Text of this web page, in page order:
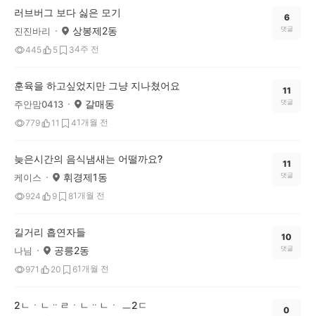
러브버그 보다 싫은 모기
진진바리 상봉제2동
445 5 34주 전
6
댓글
훈육을 하고싶었지만 그냥 지나쳤어요
주안맘0413 갈매동
779 11 41개월 전
11
댓글
늦은시간의 음식냄새는 어떨까요?
케이스 휘경제1동
924 9 81개월 전
11
댓글
길거리 흡연자들
나님 공릉2동
971 20 61개월 전
10
댓글
2ㄴㆍㄴᆢㄹㆍㄴᆢㄴㆍ ㅡ2ㄷ 0